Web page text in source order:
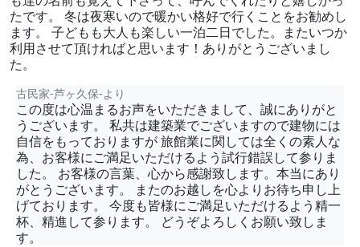
たです。 冬は夜寒いので暖かい格好で行くことをお勧めし
ます。 子どもも大人も楽しい一泊二日でした。またいつか
利用させて頂ければと思います！ありがとうございまし
た。
古民家-芦ヶ久保-より
この度は心温まるお声をいただきまして、誠にありがと
うございます。 私共は建築業でございますので建物には
自信をもっておりますが 旅館業に関しては全くの素人な
為、お客様にご満足いただけるよう試行錯誤して参りま
した。 お客様の言葉、心から感謝致します。本当にあり
がとうございます。 またのお越しを心よりお待ち申し上
げております。 今度も皆様にご満足いただけるよう精一
杯、精進して参ります。 どうぞよろしくお願い致しま
す。